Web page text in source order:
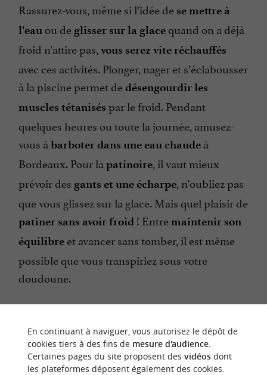
Rassurez-vous, même si l’idée de se mettre à
l’eau ou de glisser sur la glacequand on a déjà
froid n’attire pas, vous serez vite réchauffés
avec ces activités. Plonger, nager et s’éclabousser
à la piscine permet dedésengourdir les
muscles tétanisés par le froid. Pendant
quelques heures ou toute la journée, amusez-
vous à barboter dans une eau chaude à
Bordeaux. Pour la patinoire, il vaut mieux
prévoir des gants et une écharpe, n’oubliez pas
que vous glissez sur la glace. Mais quel plaisir de
patiner sans avoir froid ! Entre maintenir son
équilibre et avancer sans tomber, il est même
possible que vous transpiriez sous votre
doudoune.
En continuant à naviguer, vous autorisez le dépôt de
cookies tiers à des fins de mesure d'audience.
Certaines pages du site proposent des vidéosdont
les plateformes déposent également des cookies.